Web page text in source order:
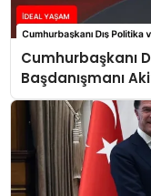
Cumhurbaşkanı
Başdanışmanı
Konuştu